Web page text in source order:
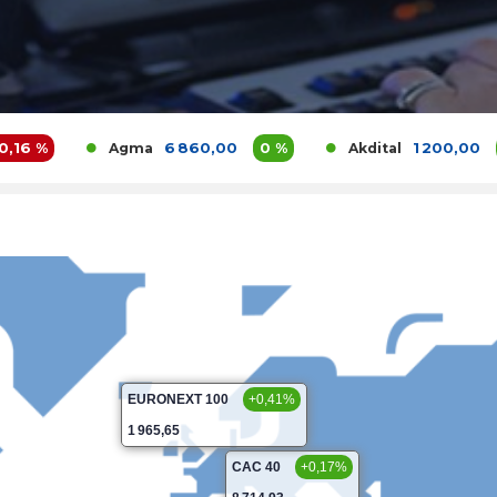
Agma 6 860,00 0 % Akdital 1 200,00 3,9 %
CAC 40
+0,17%
EURONEXT 100
+0,41%
1 965,65